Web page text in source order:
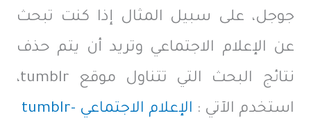
جوجل، على سبيل المثال إذا كنت تبحث
عن الإعلام الاجتماعي وتريد أن يتم حذف
نتائج البحث التي تتناول موقع tumblr،
استخدم الآتي : الإعلام الاجتماعي -tumblr